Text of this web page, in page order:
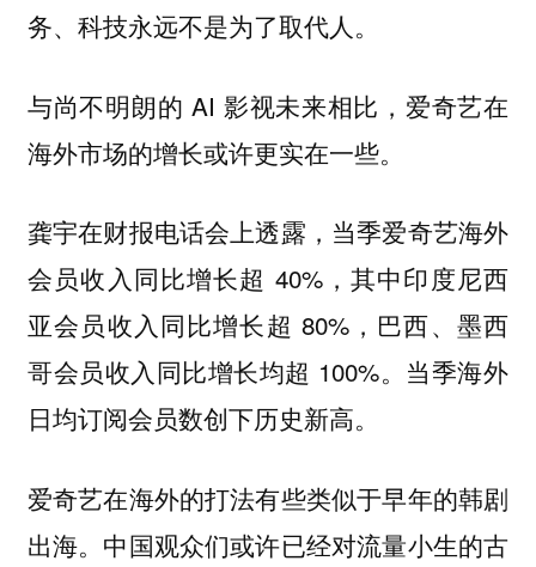
务、科技永远不是为了取代人。
与尚不明朗的 AI 影视未来相比，爱奇艺在
海外市场的增长或许更实在一些。
龚宇在财报电话会上透露，当季爱奇艺海外
会员收入同比增长超 40%，其中印度尼西
亚会员收入同比增长超 80%，巴西、墨西
哥会员收入同比增长均超 100%。当季海外
日均订阅会员数创下历史新高。
爱奇艺在海外的打法有些类似于早年的韩剧
出海。中国观众们或许已经对流量小生的古